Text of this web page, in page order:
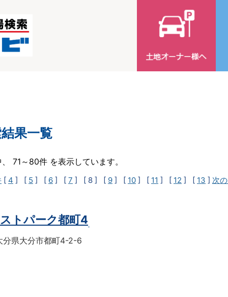
果一覧
71～80件 を表示しています。
[ 4 ] [ 5 ] [ 6 ] [ 7 ] [ 8 ] [ 9 ] [ 10 ] [ 11 ] [ 12 ] [ 13 ] 次
ストパーク都町4
分県大分市都町4-2-6